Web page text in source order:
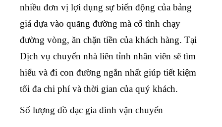
nhiều đơn vị lợi dụng sự biến động của bảng
giá dựa vào quãng đường mà cố tình chạy
đường vòng, ăn chặn tiền của khách hàng. Tại
Dịch vụ chuyển nhà liên tỉnh nhân viên sẽ tìm
hiểu và đi con đường ngắn nhất giúp tiết kiệm
tối đa chi phí và thời gian của quý khách.
Số lượng đồ đạc gia đình vận chuyển